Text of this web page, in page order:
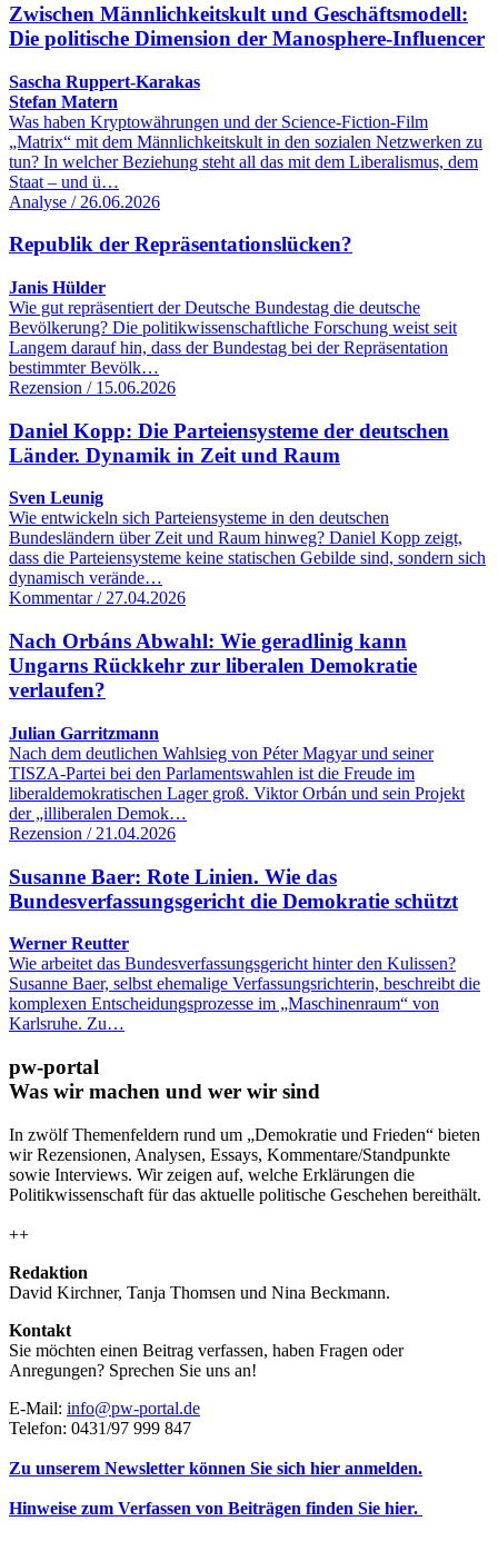
Zwischen Männlichkeitskult und Geschäftsmodell:
Die politische Dimension der Manosphere-Influencer
Sascha Ruppert-Karakas
Stefan Matern
Was haben Kryptowährungen und der Science-Fiction-Film
„Matrix“ mit dem Männlichkeitskult in den sozialen Netzwerken zu
tun? In welcher Beziehung steht all das mit dem Liberalismus, dem
Staat – und ü…
Analyse / 26.06.2026
Republik der Repräsentationslücken?
Janis Hülder
Wie gut repräsentiert der Deutsche Bundestag die deutsche
Bevölkerung? Die politikwissenschaftliche Forschung weist seit
Langem darauf hin, dass der Bundestag bei der Repräsentation
bestimmter Bevölk…
Rezension / 15.06.2026
Daniel Kopp: Die Parteiensysteme der deutschen
Länder. Dynamik in Zeit und Raum
Sven Leunig
Wie entwickeln sich Parteiensysteme in den deutschen
Bundesländern über Zeit und Raum hinweg? Daniel Kopp zeigt,
dass die Parteiensysteme keine statischen Gebilde sind, sondern sich
dynamisch verände…
Kommentar / 27.04.2026
Nach Orbáns Abwahl: Wie geradlinig kann
Ungarns Rückkehr zur liberalen Demokratie
verlaufen?
Julian Garritzmann
Nach dem deutlichen Wahlsieg von Péter Magyar und seiner
TISZA-Partei bei den Parlamentswahlen ist die Freude im
liberaldemokratischen Lager groß. Viktor Orbán und sein Projekt
der „illiberalen Demok…
Rezension / 21.04.2026
Susanne Baer: Rote Linien. Wie das
Bundesverfassungsgericht die Demokratie schützt
Werner Reutter
Wie arbeitet das Bundesverfassungsgericht hinter den Kulissen?
Susanne Baer, selbst ehemalige Verfassungsrichterin, beschreibt die
komplexen Entscheidungsprozesse im „Maschinenraum“ von
Karlsruhe. Zu…
pw-portal
Was wir machen und wer wir sind
In zwölf Themenfeldern rund um „Demokratie und Frieden“ bieten
wir Rezensionen, Analysen, Essays, Kommentare/Standpunkte
sowie Interviews. Wir zeigen auf, welche Erklärungen die
Politikwissenschaft für das aktuelle politische Geschehen bereithält.
++
Redaktion
David Kirchner, Tanja Thomsen und Nina Beckmann.
Kontakt
Sie möchten einen Beitrag verfassen, haben Fragen oder
Anregungen? Sprechen Sie uns an!
E-Mail: info@pw-portal.de
Telefon: 0431/97 999 847
Zu unserem Newsletter können Sie sich hier anmelden.
Hinweise zum Verfassen von Beiträgen finden Sie hier.